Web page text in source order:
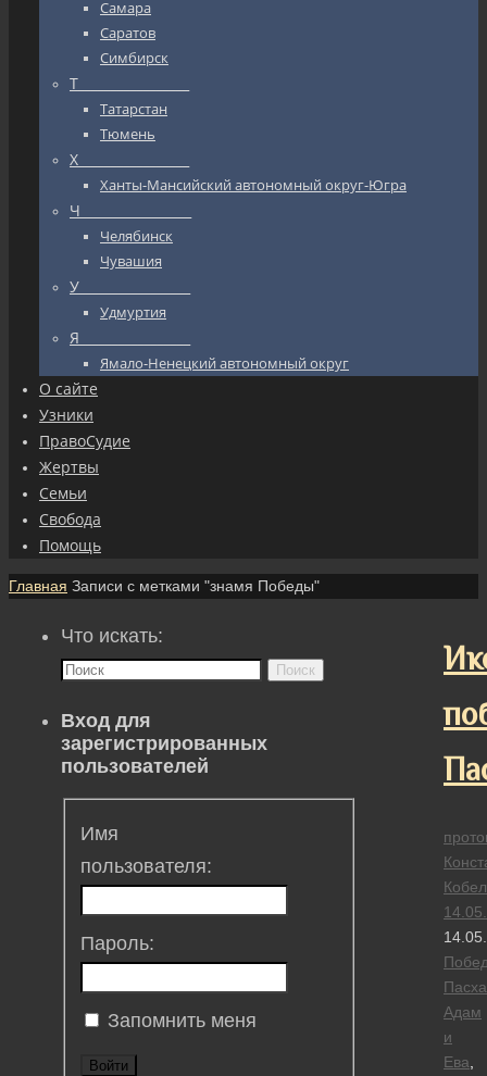
Самара
Саратов
Симбирск
Т_________________
Татарстан
Тюмень
Х_________________
Ханты-Мансийский автономный округ-Югра
Ч_________________
Челябинск
Чувашия
У_________________
Удмуртия
Я_________________
Ямало-Ненецкий автономный округ
О сайте
Узники
ПравоСудие
Жертвы
Семьи
Свобода
Помощь
Главная Записи с метками "знамя Победы"
Пасха
Адам
и
Ева
Что искать:
Поиск
Вход для
зарегистрированных
пользователей
Имя
пользователя:
Пароль:
Запомнить меня
Войти